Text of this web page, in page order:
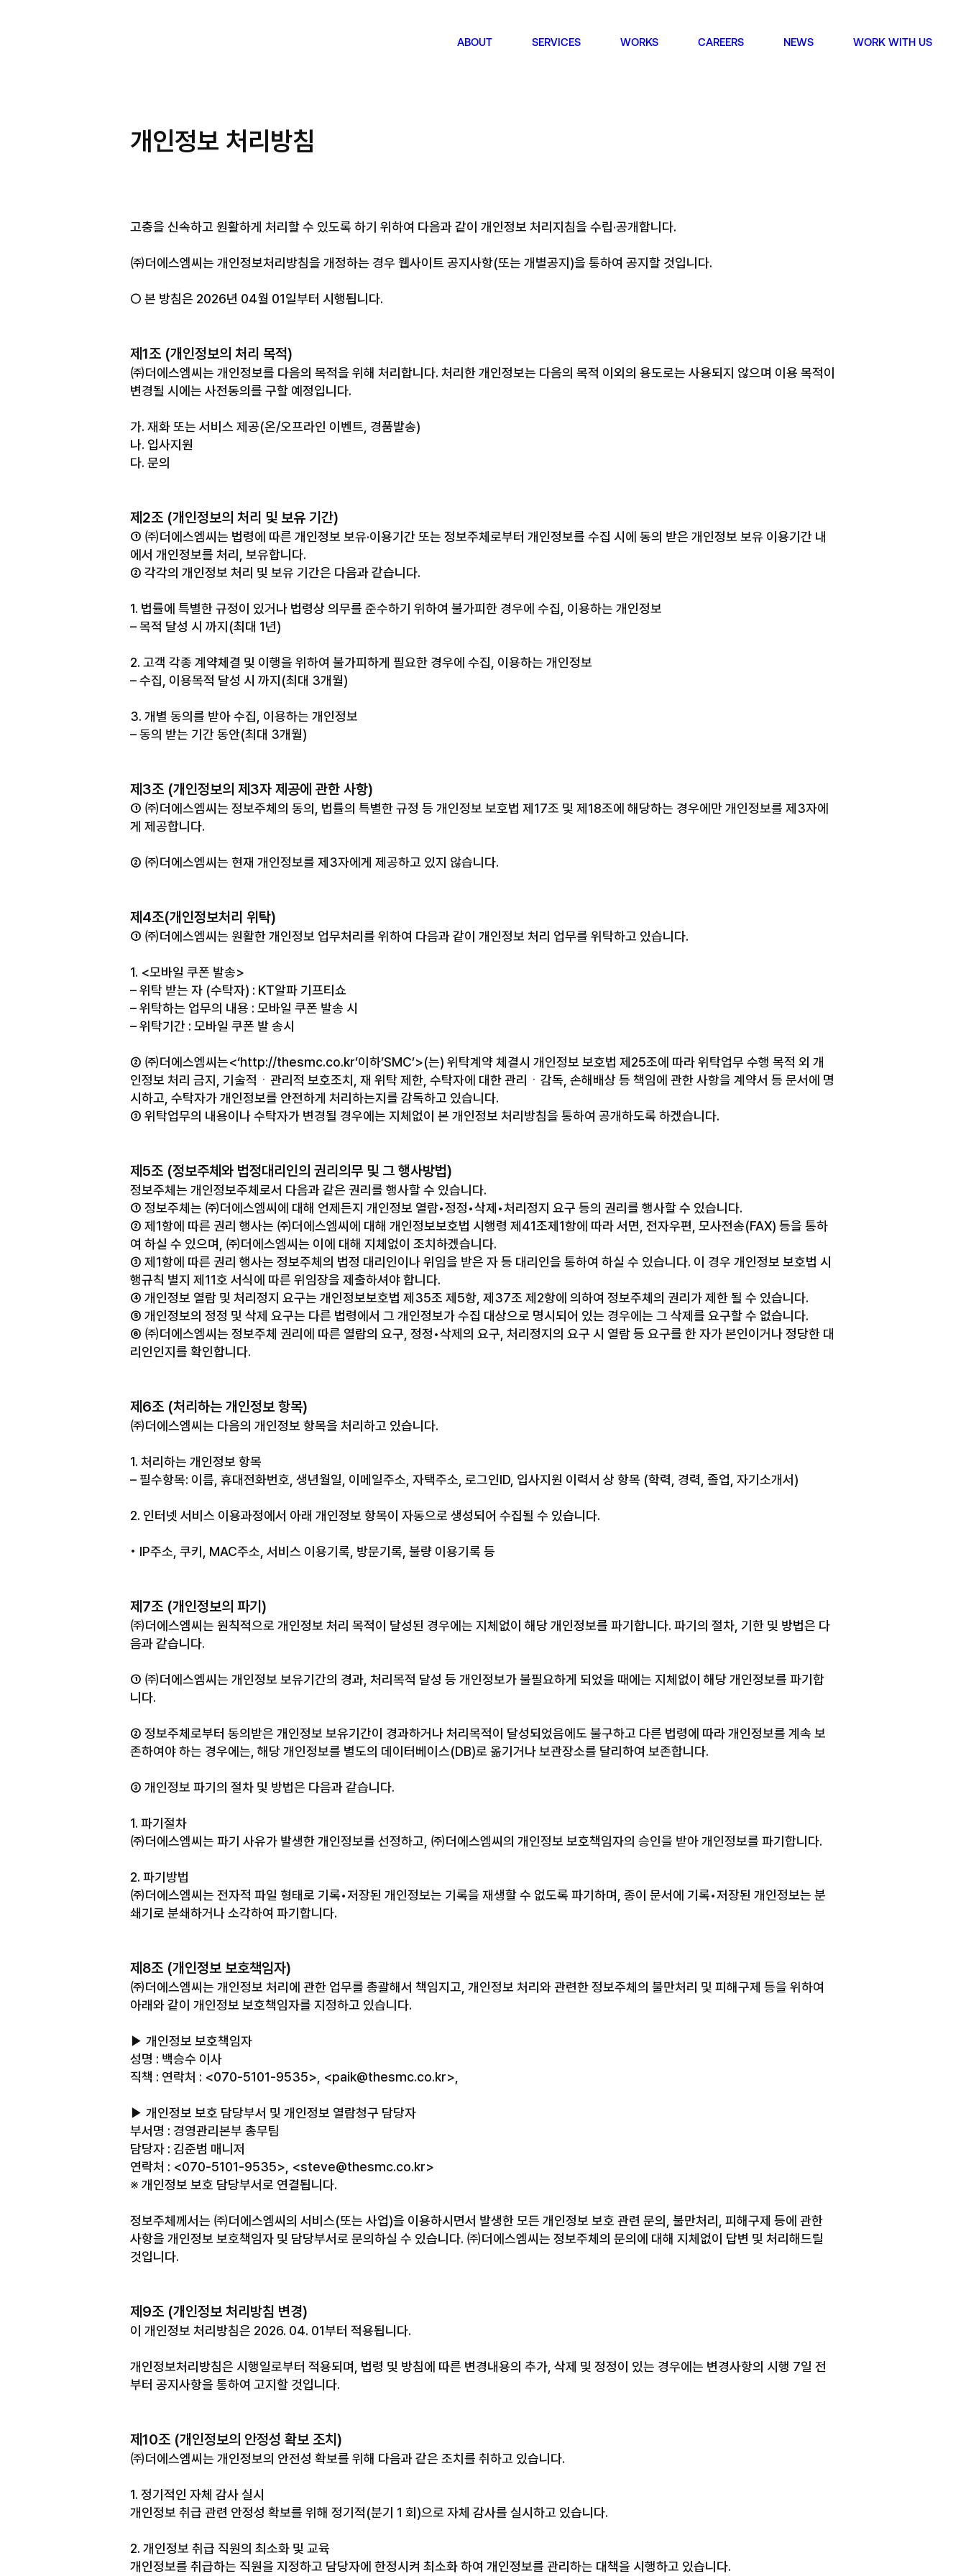
ABOUT SERVICES WORKS CAREERS NEWS WORK WITH US
개인정보 처리방침
고충을 신속하고 원활하게 처리할 수 있도록 하기 위하여 다음과 같이 개인정보 처리지침을 수립·공개합니다.
㈜더에스엠씨는 개인정보처리방침을 개정하는 경우 웹사이트 공지사항(또는 개별공지)을 통하여 공지할 것입니다.
○ 본 방침은 2026년 04월 01일부터 시행됩니다.
제1조 (개인정보의 처리 목적)
㈜더에스엠씨는 개인정보를 다음의 목적을 위해 처리합니다. 처리한 개인정보는 다음의 목적 이외의 용도로는 사용되지 않으며 이용 목적이
변경될 시에는 사전동의를 구할 예정입니다.
가. 재화 또는 서비스 제공(온/오프라인 이벤트, 경품발송)
나. 입사지원
다. 문의
제2조 (개인정보의 처리 및 보유 기간)
① ㈜더에스엠씨는 법령에 따른 개인정보 보유·이용기간 또는 정보주체로부터 개인정보를 수집 시에 동의 받은 개인정보 보유 이용기간 내
에서 개인정보를 처리, 보유합니다.
② 각각의 개인정보 처리 및 보유 기간은 다음과 같습니다.
1. 법률에 특별한 규정이 있거나 법령상 의무를 준수하기 위하여 불가피한 경우에 수집, 이용하는 개인정보
– 목적 달성 시 까지(최대 1년)
2. 고객 각종 계약체결 및 이행을 위하여 불가피하게 필요한 경우에 수집, 이용하는 개인정보
– 수집, 이용목적 달성 시 까지(최대 3개월)
3. 개별 동의를 받아 수집, 이용하는 개인정보
– 동의 받는 기간 동안(최대 3개월)
제3조 (개인정보의 제3자 제공에 관한 사항)
① ㈜더에스엠씨는 정보주체의 동의, 법률의 특별한 규정 등 개인정보 보호법 제17조 및 제18조에 해당하는 경우에만 개인정보를 제3자에
게 제공합니다.
② ㈜더에스엠씨는 현재 개인정보를 제3자에게 제공하고 있지 않습니다.
제4조(개인정보처리 위탁)
① ㈜더에스엠씨는 원활한 개인정보 업무처리를 위하여 다음과 같이 개인정보 처리 업무를 위탁하고 있습니다.
1. <모바일 쿠폰 발송>
– 위탁 받는 자 (수탁자) : KT알파 기프티쇼
– 위탁하는 업무의 내용 : 모바일 쿠폰 발송 시
– 위탁기간 : 모바일 쿠폰 발 송시
② ㈜더에스엠씨는<‘http://thesmc.co.kr’이하’SMC’>(는) 위탁계약 체결시 개인정보 보호법 제25조에 따라 위탁업무 수행 목적 외 개
인정보 처리 금지, 기술적ㆍ관리적 보호조치, 재 위탁 제한, 수탁자에 대한 관리ㆍ감독, 손해배상 등 책임에 관한 사항을 계약서 등 문서에 명
시하고, 수탁자가 개인정보를 안전하게 처리하는지를 감독하고 있습니다.
③ 위탁업무의 내용이나 수탁자가 변경될 경우에는 지체없이 본 개인정보 처리방침을 통하여 공개하도록 하겠습니다.
제5조 (정보주체와 법정대리인의 권리의무 및 그 행사방법)
정보주체는 개인정보주체로서 다음과 같은 권리를 행사할 수 있습니다.
① 정보주체는 ㈜더에스엠씨에 대해 언제든지 개인정보 열람•정정•삭제•처리정지 요구 등의 권리를 행사할 수 있습니다.
② 제1항에 따른 권리 행사는 ㈜더에스엠씨에 대해 개인정보보호법 시행령 제41조제1항에 따라 서면, 전자우편, 모사전송(FAX) 등을 통하
여 하실 수 있으며, ㈜더에스엠씨는 이에 대해 지체없이 조치하겠습니다.
③ 제1항에 따른 권리 행사는 정보주체의 법정 대리인이나 위임을 받은 자 등 대리인을 통하여 하실 수 있습니다. 이 경우 개인정보 보호법 시
행규칙 별지 제11호 서식에 따른 위임장을 제출하셔야 합니다.
④ 개인정보 열람 및 처리정지 요구는 개인정보보호법 제35조 제5항, 제37조 제2항에 의하여 정보주체의 권리가 제한 될 수 있습니다.
⑤ 개인정보의 정정 및 삭제 요구는 다른 법령에서 그 개인정보가 수집 대상으로 명시되어 있는 경우에는 그 삭제를 요구할 수 없습니다.
⑥ ㈜더에스엠씨는 정보주체 권리에 따른 열람의 요구, 정정•삭제의 요구, 처리정지의 요구 시 열람 등 요구를 한 자가 본인이거나 정당한 대
리인인지를 확인합니다.
제6조 (처리하는 개인정보 항목)
㈜더에스엠씨는 다음의 개인정보 항목을 처리하고 있습니다.
1. 처리하는 개인정보 항목
– 필수항목: 이름, 휴대전화번호, 생년월일, 이메일주소, 자택주소, 로그인ID, 입사지원 이력서 상 항목 (학력, 경력, 졸업, 자기소개서)
2. 인터넷 서비스 이용과정에서 아래 개인정보 항목이 자동으로 생성되어 수집될 수 있습니다.
• IP주소, 쿠키, MAC주소, 서비스 이용기록, 방문기록, 불량 이용기록 등
제7조 (개인정보의 파기)
㈜더에스엠씨는 원칙적으로 개인정보 처리 목적이 달성된 경우에는 지체없이 해당 개인정보를 파기합니다. 파기의 절차, 기한 및 방법은 다
음과 같습니다.
① ㈜더에스엠씨는 개인정보 보유기간의 경과, 처리목적 달성 등 개인정보가 불필요하게 되었을 때에는 지체없이 해당 개인정보를 파기합
니다.
② 정보주체로부터 동의받은 개인정보 보유기간이 경과하거나 처리목적이 달성되었음에도 불구하고 다른 법령에 따라 개인정보를 계속 보
존하여야 하는 경우에는, 해당 개인정보를 별도의 데이터베이스(DB)로 옮기거나 보관장소를 달리하여 보존합니다.
③ 개인정보 파기의 절차 및 방법은 다음과 같습니다.
1. 파기절차
㈜더에스엠씨는 파기 사유가 발생한 개인정보를 선정하고, ㈜더에스엠씨의 개인정보 보호책임자의 승인을 받아 개인정보를 파기합니다.
2. 파기방법
㈜더에스엠씨는 전자적 파일 형태로 기록•저장된 개인정보는 기록을 재생할 수 없도록 파기하며, 종이 문서에 기록•저장된 개인정보는 분
쇄기로 분쇄하거나 소각하여 파기합니다.
제8조 (개인정보 보호책임자)
㈜더에스엠씨는 개인정보 처리에 관한 업무를 총괄해서 책임지고, 개인정보 처리와 관련한 정보주체의 불만처리 및 피해구제 등을 위하여
아래와 같이 개인정보 보호책임자를 지정하고 있습니다.
▶ 개인정보 보호책임자
성명 : 백승수 이사
직책 : 연락처 : <070-5101-9535>, <paik@thesmc.co.kr>,
▶ 개인정보 보호 담당부서 및 개인정보 열람청구 담당자
부서명 : 경영관리본부 총무팀
담당자 : 김준범 매니저
연락처 : <070-5101-9535>, <steve@thesmc.co.kr>
※ 개인정보 보호 담당부서로 연결됩니다.
정보주체께서는 ㈜더에스엠씨의 서비스(또는 사업)을 이용하시면서 발생한 모든 개인정보 보호 관련 문의, 불만처리, 피해구제 등에 관한
사항을 개인정보 보호책임자 및 담당부서로 문의하실 수 있습니다. ㈜더에스엠씨는 정보주체의 문의에 대해 지체없이 답변 및 처리해드릴
것입니다.
제9조 (개인정보 처리방침 변경)
이 개인정보 처리방침은 2026. 04. 01부터 적용됩니다.
개인정보처리방침은 시행일로부터 적용되며, 법령 및 방침에 따른 변경내용의 추가, 삭제 및 정정이 있는 경우에는 변경사항의 시행 7일 전
부터 공지사항을 통하여 고지할 것입니다.
제10조 (개인정보의 안정성 확보 조치)
㈜더에스엠씨는 개인정보의 안전성 확보를 위해 다음과 같은 조치를 취하고 있습니다.
1. 정기적인 자체 감사 실시
개인정보 취급 관련 안정성 확보를 위해 정기적(분기 1 회)으로 자체 감사를 실시하고 있습니다.
2. 개인정보 취급 직원의 최소화 및 교육
개인정보를 취급하는 직원을 지정하고 담당자에 한정시켜 최소화 하여 개인정보를 관리하는 대책을 시행하고 있습니다.
NEW WAVE! LET’S
Instagram
YouTube
서울특별시 강남구 봉은사로 49길 22
Seoul, Republic of Korea
11 Doan Van Bo St, Ward 12, District 4,